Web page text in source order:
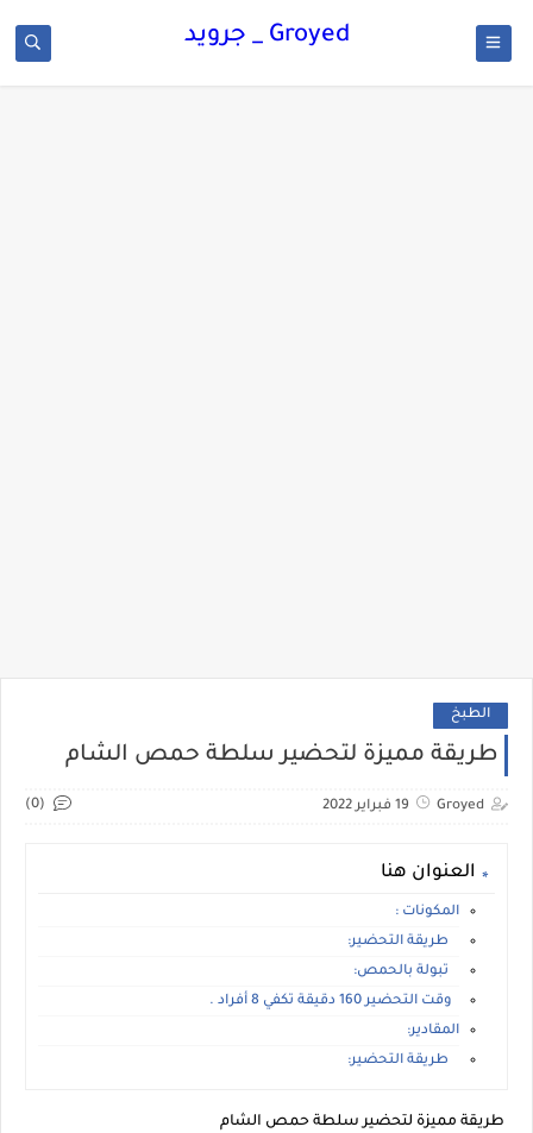
Groyed _ جرويد
الطبخ
طريقة مميزة لتحضير سلطة حمص الشام
Groyed 19 فبراير 2022 (0)
العنوان هنا
المكونات :
طريقة التحضير:
تبولة بالحمص:
وقت التحضير 160 دقيقة تكفي 8 أفراد .
المقادير:
طريقة التحضير:
طريقة مميزة لتحضير سلطة حمص الشام